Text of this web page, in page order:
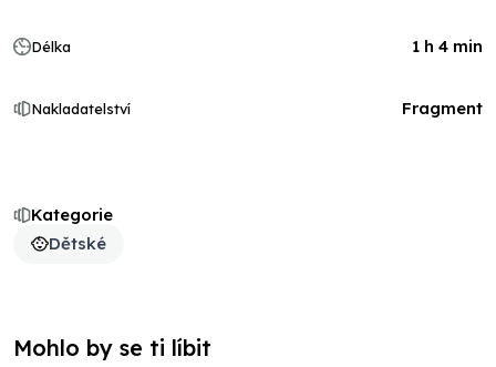
Kategorie
Dětské
Délka 1 h 4 min
Nakladatelství Fragment
Mohlo by se ti líbit